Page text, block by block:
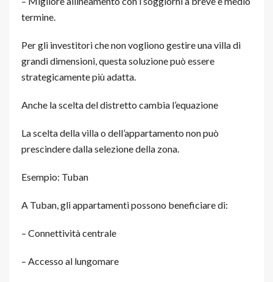
termine.
Per gli investitori che non vogliono gestire una villa di
grandi dimensioni, questa soluzione può essere
strategicamente più adatta.
Anche la scelta del distretto cambia l’equazione
La scelta della villa o dell’appartamento non può
prescindere dalla selezione della zona.
Esempio: Tuban
A Tuban, gli appartamenti possono beneficiare di:
– Connettività centrale
– Accesso al lungomare